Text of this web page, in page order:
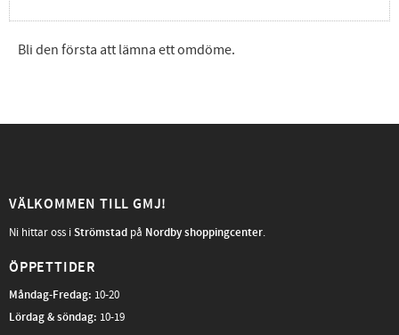
Bli den första att lämna ett omdöme.
VÄLKOMMEN TILL GMJ!
Ni hittar oss iStrömstad på Nordby shoppingcenter.
ÖPPETTIDER
Måndag-Fredag: 10-20
Lördag & söndag: 10-19